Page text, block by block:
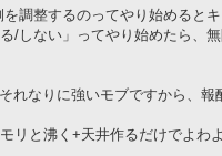
整するのってやり始めるとキ
/しない」ってやり始めたら、
れなりに強いモブですから、報
リと沸く+天井作るだけでよ